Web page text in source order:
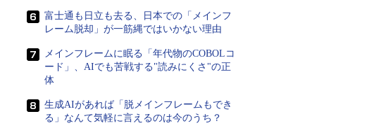
富士通も日立も去る、日本での「メインフ
レーム脱却」が一筋縄ではいかない理由
メインフレームに眠る「年代物のCOBOLコ
ード」、AIでも苦戦する"読みにくさ"の正
体
生成AIがあれば「脱メインフレームもでき
る」なんて気軽に言えるのは今のうち？